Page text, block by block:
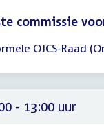
commissie
OJCS-Raad
- 13:00 uur